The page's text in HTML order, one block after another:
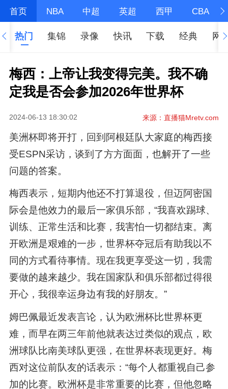
首页 NBA 中超 英超 西甲 CBA
热门 集锦 录像 快讯 下载 经典 网
梅西：上帝让我变得完美。我不确
定我是否会参加2026年世界杯
2024-06-13 18:30:02 来源：直播猫Mretv.com
美洲杯即将开打，回到阿根廷队大家庭的梅西接
受ESPN采访，谈到了方方面面，也解开了一些
问题的答案。
梅西表示，短期内他还不打算退役，但迈阿密国
际会是他效力的最后一家俱乐部，“我喜欢踢球、
训练、正常生活和比赛，我害怕一切都结束。离
开欧洲是艰难的一步，世界杯夺冠后有助我以不
同的方式看待事情。现在我更享受这一切，我需
要做的越来越少。我在国家队和俱乐部都过得很
开心，我很幸运身边有我的好朋友。”
姆巴佩最近发表言论，认为欧洲杯比世界杯更
难，而早在两三年前他就表达过类似的观点，欧
洲球队比南美球队更强，在世界杯表现更好。梅
西对这位前队友的话表示：“每个人都重视自己参
加的比赛。欧洲杯是非常重要的比赛，但他忽略